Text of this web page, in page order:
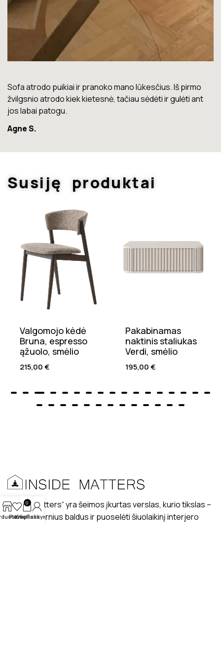
Lova labai gera. Šiuo metu neturiu jokių nusiskundimų.
Marius T.
Susiję produktai
Valgomojo kėdė
Bruna, espresso
ąžuolo, smėlio
215,00€
Pakabinamas
naktinis staliukas
Verdi, smėlio
195,00€
„Inside matters“ yra šeimos įkurtas verslas, kurio tikslas –
kurti modernius baldus ir puoselėti šiuolaikinį interjero
Patikę
0
Krepšelis
Paskyra